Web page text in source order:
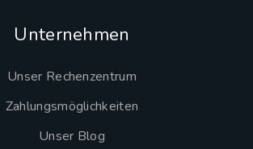
Unternehmen
Unser Rechenzentrum
Zahlungsmöglichkeiten
Unser Blog